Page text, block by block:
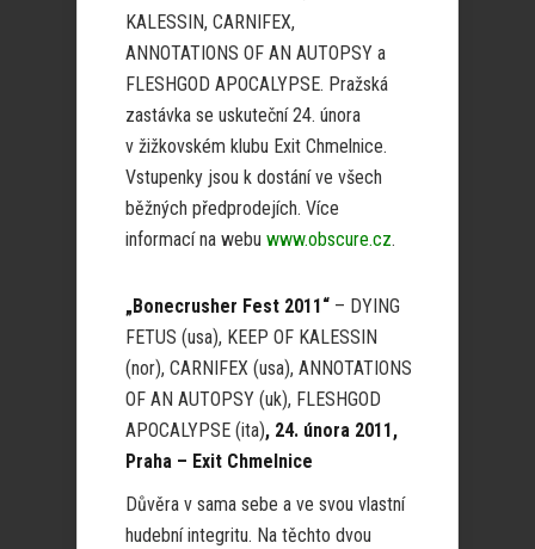
KALESSIN, CARNIFEX,
ANNOTATIONS OF AN AUTOPSY a
FLESHGOD APOCALYPSE. Pražská
zastávka se uskuteční 24. února
v žižkovském klubu Exit Chmelnice.
Vstupenky jsou k dostání ve všech
běžných předprodejích. Více
informací na webu www.obscure.cz.
„Bonecrusher Fest 2011“ – DYING
FETUS (usa), KEEP OF KALESSIN
(nor), CARNIFEX (usa), ANNOTATIONS
OF AN AUTOPSY (uk), FLESHGOD
APOCALYPSE (ita), 24. února 2011,
Praha – Exit Chmelnice
Důvěra v sama sebe a ve svou vlastní
hudební integritu. Na těchto dvou